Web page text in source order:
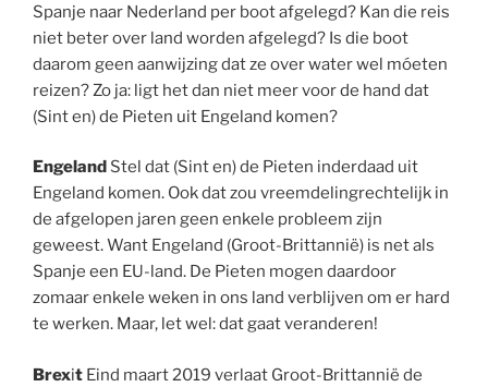
Spanje naar Nederland per boot afgelegd? Kan die reis
niet beter over land worden afgelegd? Is die boot
daarom geen aanwijzing dat ze over water wel móeten
reizen? Zo ja: ligt het dan niet meer voor de hand dat
(Sint en) de Pieten uit Engeland komen?
Engeland Stel dat (Sint en) de Pieten inderdaad uit
Engeland komen. Ook dat zou vreemdelingrechtelijk in
de afgelopen jaren geen enkele probleem zijn
geweest. Want Engeland (Groot-Brittannië) is net als
Spanje een EU-land. De Pieten mogen daardoor
zomaar enkele weken in ons land verblijven om er hard
te werken. Maar, let wel: dat gaat veranderen!
Brexit Eind maart 2019 verlaat Groot-Brittannië de